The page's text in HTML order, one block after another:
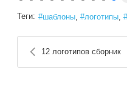
Теги: шаблоны логотипы
12 логотипов сборник